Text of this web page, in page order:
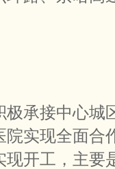
承接中心城
院实现全面合
开工，主要